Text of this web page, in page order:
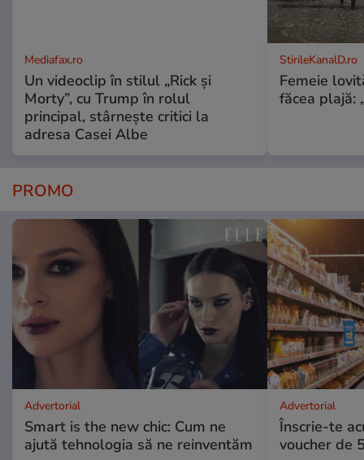
Mediafax.ro
Un videoclip în stilul „Rick și
Morty”, cu Trump în rolul
principal, stârnește critici la
adresa Casei Albe
StirileKanalD.ro
Femeie
făcea plajă:
PROMO
Advertorial
Smart is the new chic: Cum ne
ajută tehnologia să ne reinventăm
Advertorial
Înscrie-te
voucher de